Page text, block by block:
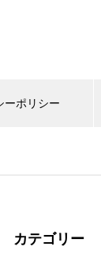
ーポリシー
カテゴリー